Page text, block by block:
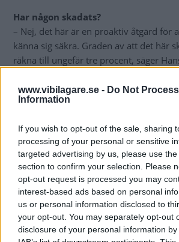
www.vibilagare.se - Do Not
Information
If you wish to opt-out of the sale, sharing
processing of your personal or sensitive
targeted advertising by us, please use
section to confirm your selection. Please
opt-out request is processed you may
interest-based ads based on personal
us or personal information disclosed to
your opt-out. You may separately opt-out
disclosure of your personal information
Har någon skadats?
– Nej, det här är en proaktiv åtgärd för
känna sig säkra. Graden av att det här
räkna till ungefär tre procent, säger
Det här är första gången nya Saab 9-5
Hans-Jörgen Brandt vill inte säga hur
hittills levererats i år.
Bilägarna uppmanas nu att omgående
auktoriserad Saab-verkstad där
ska bytas ut. Åtgärden tar ungefär en
kostnadsfri.